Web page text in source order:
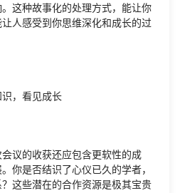
这种故事化的处理方式，能让你
人感受到你思维深化和成长的过
，看见成长
议的收获还应包含更软性的成
你是否结识了心仪已久的学者，
这些潜在的合作资源是极其宝贵